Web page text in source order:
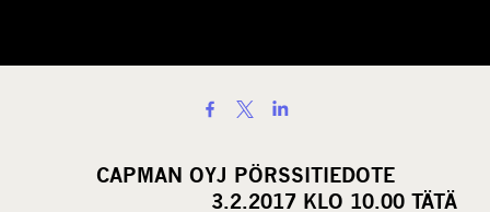
a
CAPMAN OYJ PÖRSSITIEDOTE
3.2.2017 KLO 10.00 TÄTÄ